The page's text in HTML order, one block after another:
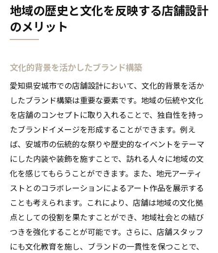
地域の歴史と文化を反映する店舗設計
のメリット
文化的背景を活かしたブランド構築
愛知県安城市での店舗設計において、文化的背景を活か
したブランド構築は重要な要素です。地域の伝統や文化
を店舗のコンセプトに取り入れることで、独自性を持っ
たブランドイメージを形成することができます。例え
ば、安城市の伝統的な祭りや歴史的なイベントをテーマ
にした内装や装飾を施すことで、訪れる人々に地域の文
化を感じてもらうことができます。また、地元アーティ
ストとのコラボレーションによるアート作品を展示する
ことも考えられます。これにより、店舗は地域の文化拠
点としての役割を果たすことができ、地域社会との結び
つきを強化することが可能です。さらに、店舗スタッフ
にも文化教育を施し、ブランドの一貫性を保つことで、